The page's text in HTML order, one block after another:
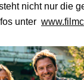
nicht nur die
unter